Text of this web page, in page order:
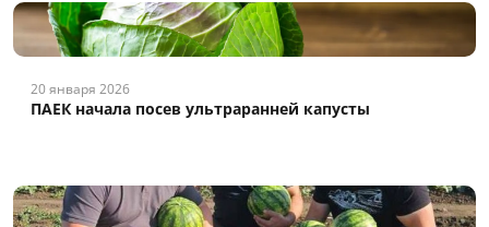
20 января 2026
ПАЕК начала посев ультраранней капусты